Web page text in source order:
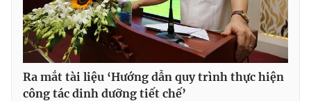
Ra mắt tài liệu ‘Hướng dẫn quy trình thực hiện
công tác dinh dưỡng tiết chế’